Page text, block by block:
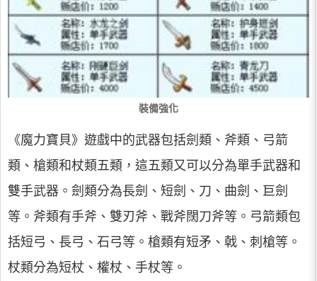
裝備強化
《魔力寶貝》遊戲中的武器包括劍類、斧類、弓箭
類、槍類和杖類五類，這五類又可以分為單手武器和
雙手武器。劍類分為長劍、短劍、刀、曲劍、巨劍
等。斧類有手斧、雙刃斧、戰斧闊刀斧等。弓箭類包
括短弓、長弓、石弓等。槍類有短矛、戟、刺槍等。
杖類分為短杖、權杖、手杖等。